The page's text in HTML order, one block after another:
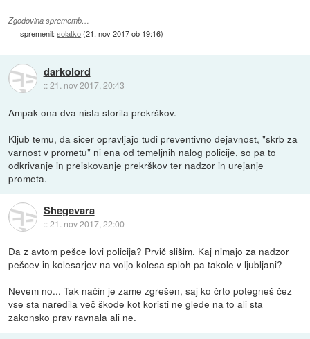
Zgodovina sprememb…
spremenil:solatko(21. nov 2017 ob 19:16)
darkolord
::21. nov 2017, 20:43
Ampak ona dva nista storila prekrškov.
Kljub temu, da sicer opravljajo tudi preventivno dejavnost, "skrb za
varnost v prometu" ni ena od temeljnih nalog policije, so pa to
odkrivanje in preiskovanje prekrškov ter nadzor in urejanje
prometa.
Shegevara
::21. nov 2017, 22:00
Da z avtom pešce lovi policija? Prvič slišim. Kaj nimajo za nadzor
pešcev in kolesarjev na voljo kolesa sploh pa takole v ljubljani?
Nevem no... Tak način je zame zgrešen, saj ko črto potegneš čez
vse sta naredila več škode kot koristi ne glede na to ali sta
zakonsko prav ravnala ali ne.